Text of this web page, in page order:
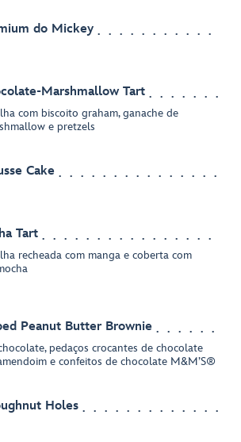
do Mickey
Marshmallow Tart
com biscoito graham, ganache de
e pretzels
Cake
Tart
recheada com manga e coberta com
Peanut Butter Brownie
pedaços crocantes de chocolate
e confeitos de chocolate M&M’S®
Holes